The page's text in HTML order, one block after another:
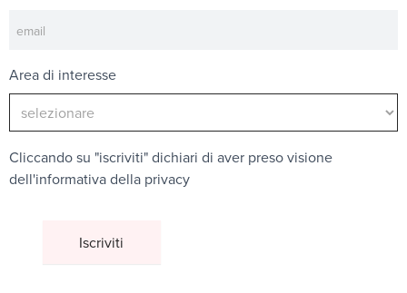
Area di interesse
Cliccando su "iscriviti" dichiari di aver preso visione
dell'informativa della privacy